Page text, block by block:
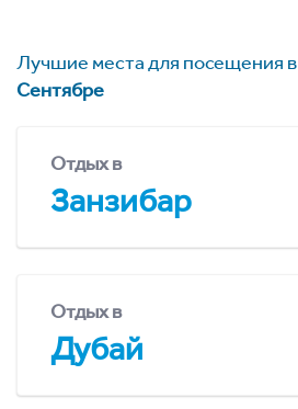
Лучшие места для посещения в
Сентябре
Отдых в
Занзибар
Отдых в
Дубай